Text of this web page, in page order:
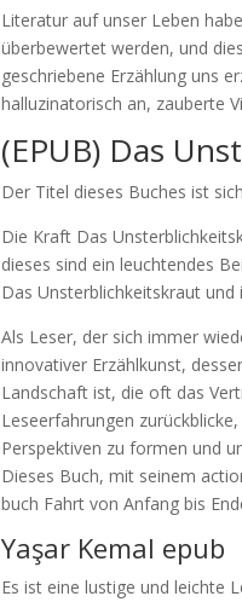
Literatur auf unser Leben
überbewertet werden, und
geschriebene Erzählung uns
halluzinatorisch an, zauberte
(EPUB) Das
Der Titel dieses Buches ist
Die Kraft Das
dieses sind ein leuchtendes
Das Unsterblichkeitskraut
Als Leser, der sich immer
innovativer Erzählkunst,
Landschaft ist, die oft das
Leseerfahrungen
Perspektiven zu formen und
Dieses Buch, mit seinem
buch Fahrt von Anfang bis
Yaşar Kemal epub
Es ist eine lustige und leichte